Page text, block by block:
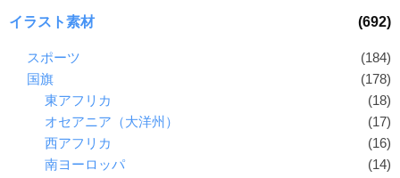
イラスト素材 (692)
スポーツ
(184)
国旗
(178)
東アフリカ
(18)
オセアニア（大洋州）
(17)
西アフリカ
(16)
南ヨーロッパ
(14)